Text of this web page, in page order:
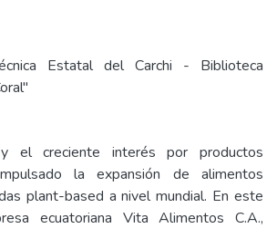
Estatal del Carchi - Biblioteca
el creciente interés por productos
la expansión de alimentos
plant-based a nivel mundial. En este
ecuatoriana Vita Alimentos C.A.,